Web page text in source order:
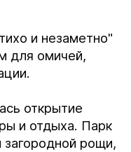
и незаметно"
для омичей,
открытие
и отдыха. Парк
рощи,